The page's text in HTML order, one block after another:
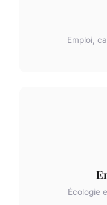
Emploi,
Écologie